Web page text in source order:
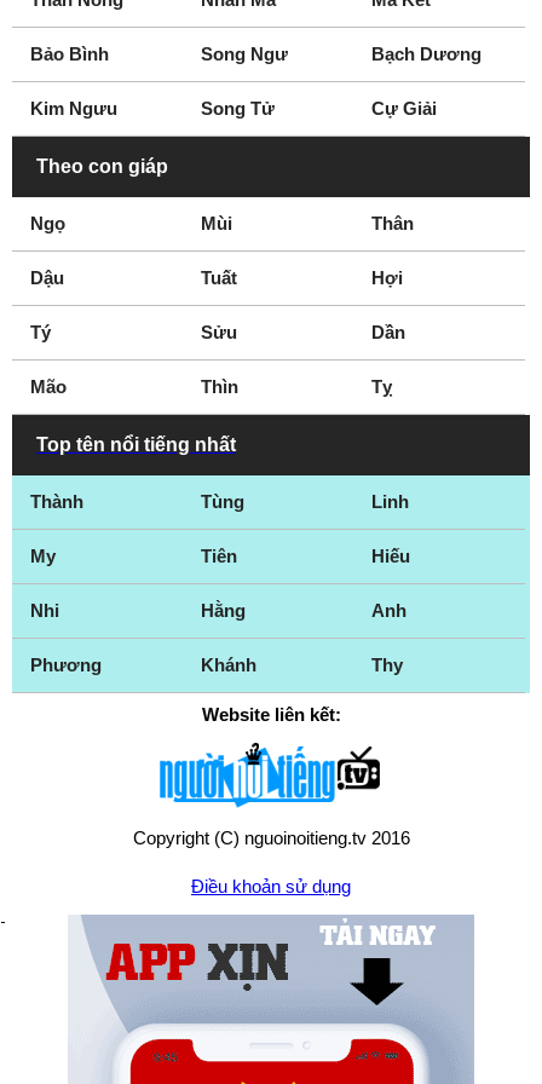
nhạc
khấu
Nữ diễn viên sân
khấu
CEO
Bảo Bình Song Ngư Bạch Dương
Kim Ngưu Song Tử Cự Giải
Theo con giáp
Ngọ Mùi Thân
Dậu Tuất Hợi
Tý Sửu Dần
Mão Thìn Tỵ
Top tên nổi tiếng nhất
Thành Tùng Linh
My Tiên Hiếu
Nhi Hằng Anh
Phương Khánh Thy
Website liên kết:
Copyright (C) nguoinoitieng.tv 2016
Điều khoản sử dụng